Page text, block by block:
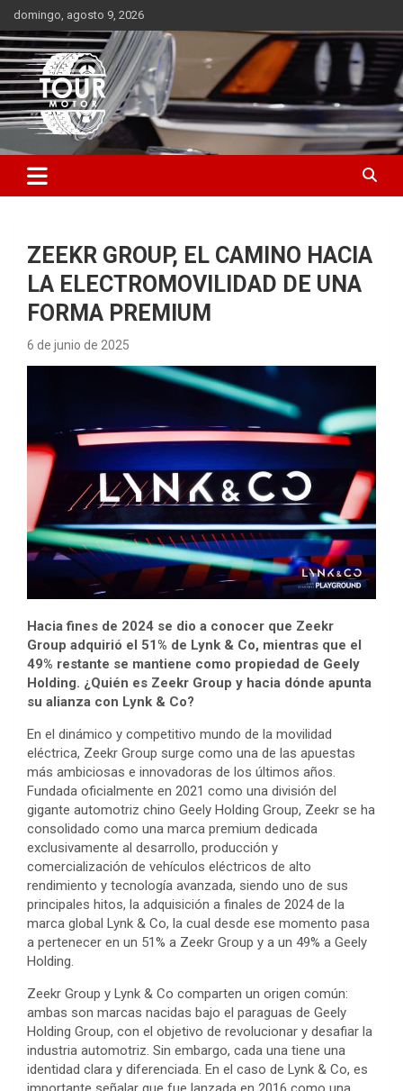
Saltar
al
contenido
domingo, agosto 9, 2026
Tour Motor
Plataforma de contenido audiovisual para el sector automotriz
ZEEKR GROUP, EL CAMINO HACIA
LA ELECTROMOVILIDAD DE UNA
FORMA PREMIUM
6 de junio de 2025
Hacia fines de 2024 se dio a conocer que Zeekr
Group adquirió el 51% de Lynk & Co, mientras que el
49% restante se mantiene como propiedad de Geely
Holding. ¿Quién es Zeekr Group y hacia dónde apunta
su alianza con Lynk & Co?
En el dinámico y competitivo mundo de la movilidad
eléctrica, Zeekr Group surge como una de las apuestas
más ambiciosas e innovadoras de los últimos años.
Fundada oficialmente en 2021 como una división del
gigante automotriz chino Geely Holding Group, Zeekr se ha
consolidado como una marca premium dedicada
exclusivamente al desarrollo, producción y
comercialización de vehículos eléctricos de alto
rendimiento y tecnología avanzada, siendo uno de sus
principales hitos, la adquisición a finales de 2024 de la
marca global Lynk & Co, la cual desde ese momento pasa
a pertenecer en un 51% a Zeekr Group y a un 49% a Geely
Holding.
Zeekr Group y Lynk & Co comparten un origen común:
ambas son marcas nacidas bajo el paraguas de Geely
Holding Group, con el objetivo de revolucionar y desafiar la
industria automotriz. Sin embargo, cada una tiene una
identidad clara y diferenciada. En el caso de Lynk & Co, es